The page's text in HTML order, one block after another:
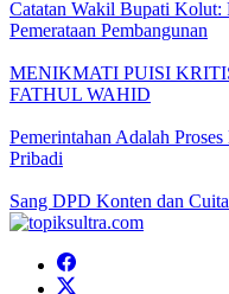
Catatan Wakil Bupati Kolut:
Pemerataan Pembangunan
MENIKMATI PUISI
FATHUL WAHID
Pemerintahan Adalah
Pribadi
Sang DPD Konten dan